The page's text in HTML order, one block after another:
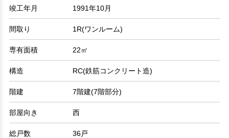
竣工年月 1991年10月
間取り 1R(ワンルーム)
専有面積 22㎡
構造 RC(鉄筋コンクリート造)
階建 7階建(7階部分)
部屋向き 西
総戸数 36戸